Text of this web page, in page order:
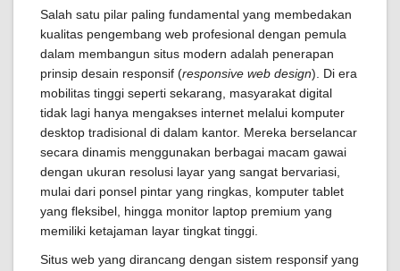
Salah satu pilar paling fundamental yang membedakan
kualitas pengembang web profesional dengan pemula
dalam membangun situs modern adalah penerapan
prinsip desain responsif (responsive web design). Di era
mobilitas tinggi seperti sekarang, masyarakat digital
tidak lagi hanya mengakses internet melalui komputer
desktop tradisional di dalam kantor. Mereka berselancar
secara dinamis menggunakan berbagai macam gawai
dengan ukuran resolusi layar yang sangat bervariasi,
mulai dari ponsel pintar yang ringkas, komputer tablet
yang fleksibel, hingga monitor laptop premium yang
memiliki ketajaman layar tingkat tinggi.
Situs web yang dirancang dengan sistem responsif yang